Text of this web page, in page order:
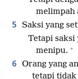
melimpah
5 Saksi yang
Tetapi saksi
menipu. +
6 Orang yang
tetapi tidak